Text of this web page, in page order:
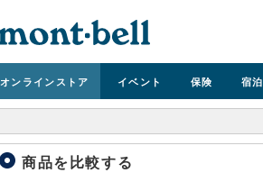
オンラインストア イベント 保険 宿泊
商品を比較する